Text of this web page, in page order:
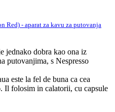
Red) - aparat za kavu za putovanja
jednako dobra kao ona iz
putovanjima, s Nespresso
este la fel de buna ca cea
Il folosim in calatorii, cu capsule